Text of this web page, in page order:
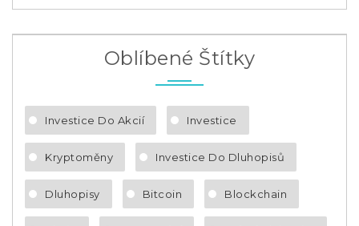
Oblíbené Štítky
Investice Do Akcií Investice
Kryptoměny Investice Do Dluhopisů
Dluhopisy Bitcoin Blockchain